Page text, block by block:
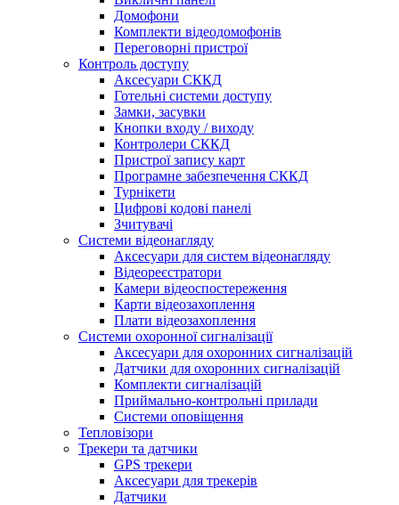
Домофони
Комплекти відеодомофонів
Переговорні пристрої
Контроль доступу
Аксесуари СККД
Готельні системи доступу
Замки, засувки
Кнопки входу / виходу
Контролери СККД
Пристрої запису карт
Програмне забезпечення СККД
Турнікети
Цифрові кодові панелі
Зчитувачі
Системи відеонагляду
Аксесуари для систем відеонагляду
Відеореєстратори
Камери відеоспостереження
Карти відеозахоплення
Плати відеозахоплення
Системи охоронної сигналізації
Аксесуари для охоронних сигналізацій
Датчики для охоронних сигналізацій
Комплекти сигналізацій
Приймально-контрольні прилади
Системи оповіщення
Тепловізори
Трекери та датчики
GPS трекери
Аксесуари для трекерів
Датчики